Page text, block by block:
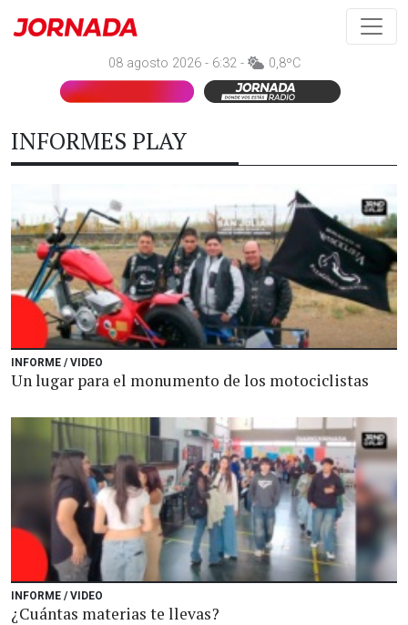
08 agosto 2026 - 6:32 - 0,8ºC
INFORMES PLAY
INFORME / VIDEO
Un lugar para el monumento de los motociclistas
INFORME / VIDEO
¿Cuántas materias te llevas?